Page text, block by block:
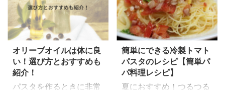
オリーブオイルは体に良
い！選び方とおすすめも
紹介！
パスタを作るときに非常
簡単にできる冷製トマト
パスタのレシピ【簡単パ
パ料理レシピ】
夏におすすめ！つるつる